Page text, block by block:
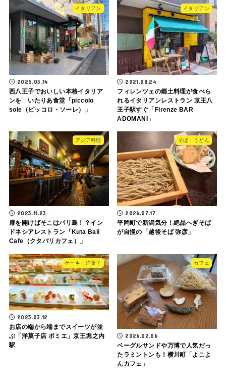
イタリアン
2025.03.14
西八王子でおいしい本格イタリア
ンを いたりあ食堂「piccolo
sole（ピッコロ・ソーレ）」
イタリアン
2021.08.24
フィレンツェの郷土料理が食べら
れるイタリアンレストラン 京王八
王子駅すぐ「Firenze BAR
ADOMANI」
アジア料理
2023.11.23
扉を開けばそこはバリ島！？イン
ドネシアレストラン「Kuta Bali
Cafe（クタバリカフェ）」
そば・うどん
2026.07.17
平岡町で新潟気分！絶品へぎそば
が自慢の「越後そば 弥彦」
ケーキ・洋菓子
2023.03.12
お店の端から端までスイーツが並
ぶ「洋菓子店 ポミエ」京王堀之内
駅
カフェ
2026.02.06
ベーグルサンドや万博で人気だっ
たラミントンも！横川町「よこよ
んカフェ」